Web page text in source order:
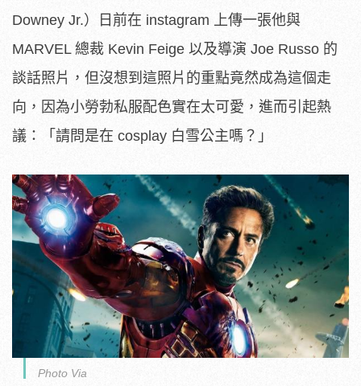
Downey Jr.）日前在 instagram 上傳一張他與
MARVEL 總裁 Kevin Feige 以及導演 Joe Russo 的
談話照片，但沒想到這照片的重點竟然成為這個走
向，因為小勞勃私服配色實在太可愛，進而引起熱
議：「請問是在 cosplay 白雪公主嗎？」
Photo Via